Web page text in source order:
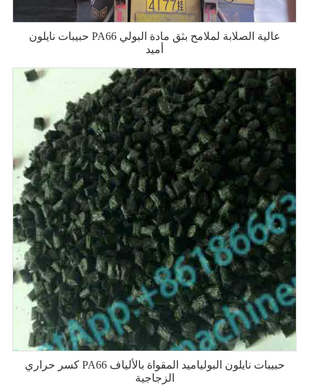
حبيبات نايلون PA66 عالية الصلابة لملامح بثق مادة البولي
أميد
كسر حراري PA66 حبيبات نايلون البولياميد المقواة بالألياف
الزجاجية